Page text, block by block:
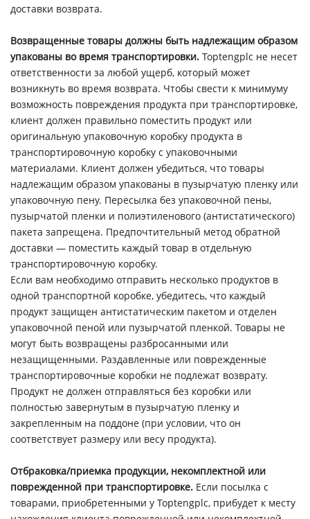
доставки возврата.
Возвращенные товары должны быть надлежащим образом
упакованы во время транспортировки. Toptengplc не несет
ответственности за любой ущерб, который может
возникнуть во время возврата. Чтобы свести к минимуму
возможность повреждения продукта при транспортировке,
клиент должен правильно поместить продукт или
оригинальную упаковочную коробку продукта в
транспортировочную коробку с упаковочными
материалами. Клиент должен убедиться, что товары
надлежащим образом упакованы в пузырчатую пленку или
упаковочную пену. Пересылка без упаковочной пены,
пузырчатой пленки и полиэтиленового (антистатического)
пакета запрещена. Предпочтительный метод обратной
доставки — поместить каждый товар в отдельную
транспортировочную коробку.
Если вам необходимо отправить несколько продуктов в
одной транспортной коробке, убедитесь, что каждый
продукт защищен антистатическим пакетом и отделен
упаковочной пеной или пузырчатой пленкой. Товары не
могут быть возвращены разбросанными или
незащищенными. Раздавленные или поврежденные
транспортировочные коробки не подлежат возврату.
Продукт не должен отправляться без коробки или
полностью завернутым в пузырчатую пленку и
закрепленным на поддоне (при условии, что он
соответствует размеру или весу продукта).
Отбраковка/приемка продукции, некомплектной или
поврежденной при транспортировке. Если посылка с
товарами, приобретенными у Toptengplc, прибудет к месту